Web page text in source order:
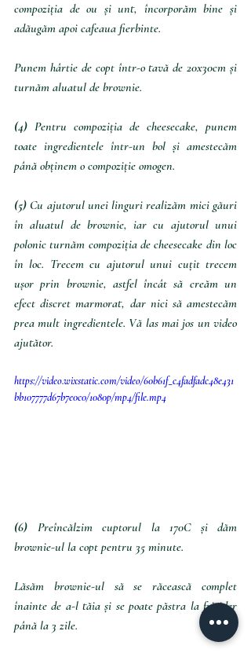
compoziția de ou și unt, încorporăm bine și
adăugăm apoi cafeaua fierbinte.
Punem hârtie de copt într-o tavă de 20x30cm și
turnăm aluatul de brownie.
(4) Pentru compoziția de cheesecake, punem
toate ingredientele într-un bol și amestecăm
până obținem o compoziție omogen.
(5) Cu ajutorul unei linguri realizăm mici găuri
în aluatul de brownie, iar cu ajutorul unui
polonic turnăm compoziția de cheesecake din loc
în loc. Trecem cu ajutorul unui cuțit trecem
ușor prin brownie, astfel încât să creăm un
efect discret marmorat, dar nici să amestecăm
prea mult ingredientele. Vă las mai jos un video
ajutător.
https://video.wixstatic.com/video/60b61f_c4fadfadc48e431
bb107777d67b7e0c0/1080p/mp4/file.mp4
(6) Preîncălzim cuptorul la 170C și dăm
brownie-ul la copt pentru 35 minute.
Lăsăm brownie-ul să se răcească complet
înainte de a-l tăia și se poate păstra la frigider
până la 3 zile.